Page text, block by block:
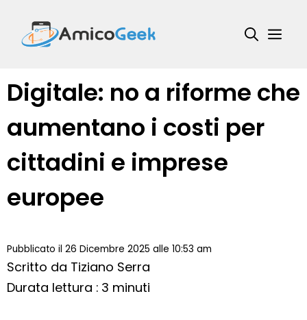
contenuto
Digitale: no a riforme che
aumentano i costi per
cittadini e imprese
europee
Pubblicato il 26 Dicembre 2025 alle 10:53 am
Scritto da Tiziano Serra
Durata lettura : 3 minuti